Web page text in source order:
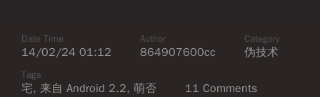
Date Time
14/02/24 01:12
Author
864907600cc
Category
伪技术
Tags
宅, 来自 Android 2.2, 萌否 11 Comments